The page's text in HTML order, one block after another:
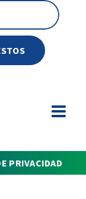
PRIVACIDAD